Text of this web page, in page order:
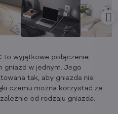
to wyjątkowe połączenie
gniazd w jednym. Jego
tak, aby gniazda nie
czemu można korzystać ze
od rodzaju gniazda.